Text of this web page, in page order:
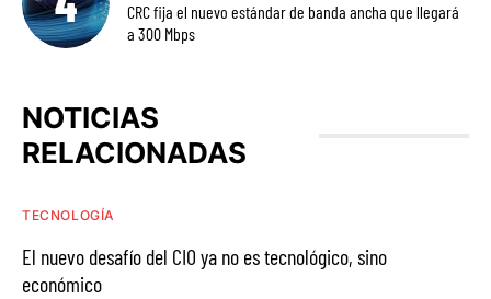
CRC fija el nuevo estándar de banda ancha que llegará
a 300 Mbps
NOTICIAS
RELACIONADAS
TECNOLOGÍA
El nuevo desafío del CIO ya no es tecnológico, sino
económico